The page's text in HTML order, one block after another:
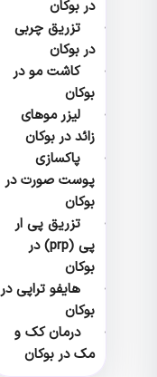
در بوکان
تزریق چربی
در بوکان
کاشت مو در
بوکان
لیزر موهای
زائد در بوکان
پاکسازی
پوست صورت در
بوکان
تزریق پی ار
پی (prp) در
بوکان
هایفو تراپی در
بوکان
درمان کک و
مک در بوکان